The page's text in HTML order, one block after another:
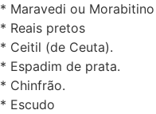
* Maravedi ou Morabitino
* Reais pretos
* Ceitil (de Ceuta).
* Espadim de prata.
* Chinfrão.
* Escudo